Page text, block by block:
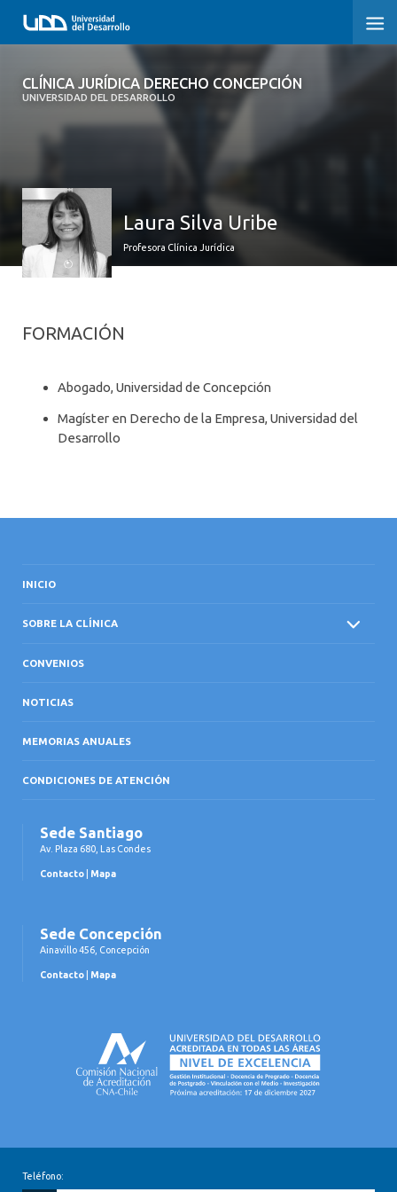
CLÍNICA JURÍDICA DERECHO CONCEPCIÓN
UNIVERSIDAD DEL DESARROLLO
CLÍNICA JURÍDICA DERECHO
CONCEPCIÓN
CONVENIOS
NOTICIAS
CONDICIONES DE ATENCIÓN
Laura Silva Uribe
Profesora Clínica Jurídica
FORMACIÓN
Abogado, Universidad de Concepción
Magíster en Derecho de la Empresa, Universidad del
Desarrollo
INICIO
SOBRE LA CLÍNICA
CONVENIOS
NOTICIAS
MEMORIAS ANUALES
CONDICIONES DE ATENCIÓN
Sede Santiago
Av. Plaza 680, Las Condes
Contacto Mapa
Sede Concepción
Ainavillo 456, Concepción
Contacto Mapa
Teléfono: